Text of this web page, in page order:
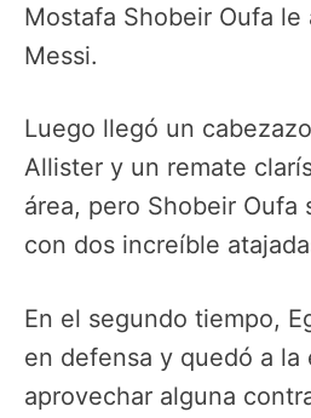
Mostafa Shobeir Oufa le
Messi.
Luego llegó un
Allister y un remate
área, pero Shobeir Oufa
con dos increíble
En el segundo tiempo,
en defensa y quedó a la
aprovechar alguna